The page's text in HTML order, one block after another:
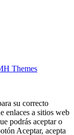
Themes
su correcto
enlaces a sitios web
podrás aceptar o
Aceptar, acepta